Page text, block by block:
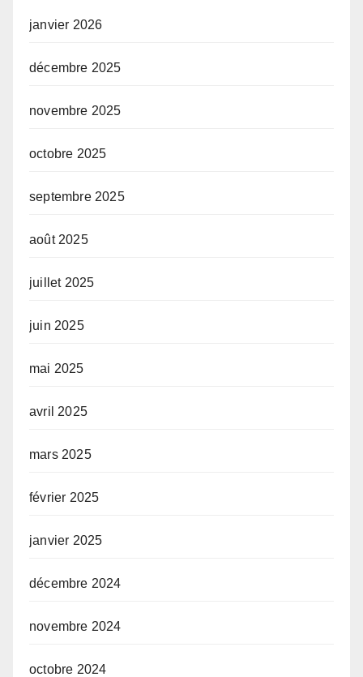
janvier 2026
décembre 2025
novembre 2025
octobre 2025
septembre 2025
août 2025
juillet 2025
juin 2025
mai 2025
avril 2025
mars 2025
février 2025
janvier 2025
décembre 2024
novembre 2024
octobre 2024